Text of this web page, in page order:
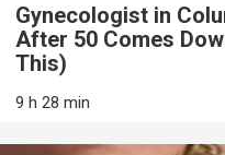
Gynecologist in
After 50 Comes
This)
9 h 28 min